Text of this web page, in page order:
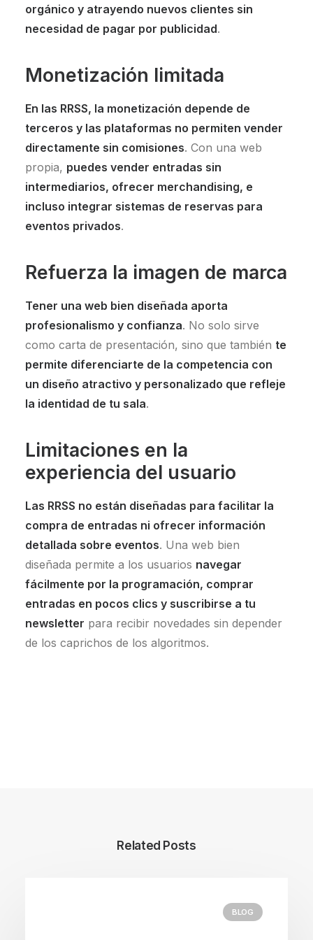
orgánico y atrayendo nuevos clientes sin
necesidad de pagar por publicidad.
Monetización limitada
En las RRSS, la monetización depende de
terceros y las plataformas no permiten vender
directamente sin comisiones. Con una web
propia, puedes vender entradas sin
intermediarios, ofrecer merchandising, e
incluso integrar sistemas de reservas para
eventos privados.
Refuerza la imagen de marca
Tener una web bien diseñada aporta
profesionalismo y confianza. No solo sirve
como carta de presentación, sino que también te
permite diferenciarte de la competencia con
un diseño atractivo y personalizado que refleje
la identidad de tu sala.
Limitaciones en la
experiencia del usuario
Las RRSS no están diseñadas para facilitar la
compra de entradas ni ofrecer información
detallada sobre eventos. Una web bien
diseñada permite a los usuarios navegar
fácilmente por la programación, comprar
entradas en pocos clics y suscribirse a tu
newsletter para recibir novedades sin depender
de los caprichos de los algoritmos.
Related Posts
BLOG